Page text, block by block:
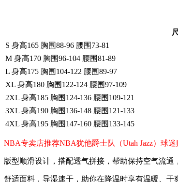
S 身高165 胸围88-96 腰围73-81
M 身高170 胸围96-104 腰围81-89
L 身高175 胸围104-122 腰围89-97
XL 身高180 胸围122-124 腰围97-109
2XL 身高185 胸围124-136 腰围109-121
3XL 身高190 胸围136-148 腰围121-133
4XL 身高195 胸围147-160 腰围133-145
NBA专卖店推荐NBA犹他爵士队（Utah Jazz）球
版型顺滑设计，搭配透气拼接，帮助保持空气流通
舒适面料，导湿速干，助你在降温时享有温暖、干